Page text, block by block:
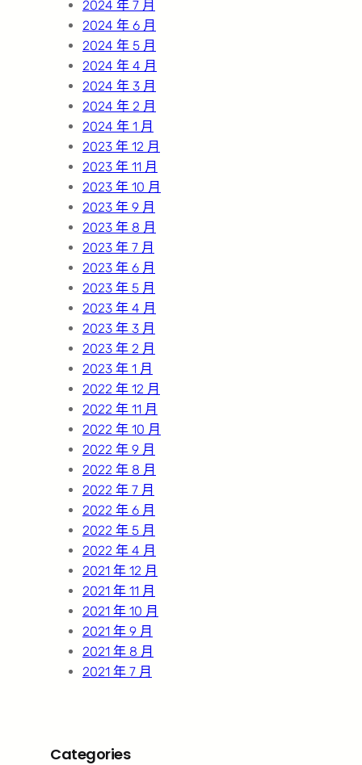
2024 年 7 月
2024 年 6 月
2024 年 5 月
2024 年 4 月
2024 年 3 月
2024 年 2 月
2024 年 1 月
2023 年 12 月
2023 年 11 月
2023 年 10 月
2023 年 9 月
2023 年 8 月
2023 年 7 月
2023 年 6 月
2023 年 5 月
2023 年 4 月
2023 年 3 月
2023 年 2 月
2023 年 1 月
2022 年 12 月
2022 年 11 月
2022 年 10 月
2022 年 9 月
2022 年 8 月
2022 年 7 月
2022 年 6 月
2022 年 5 月
2022 年 4 月
2021 年 12 月
2021 年 11 月
2021 年 10 月
2021 年 9 月
2021 年 8 月
2021 年 7 月
Categories